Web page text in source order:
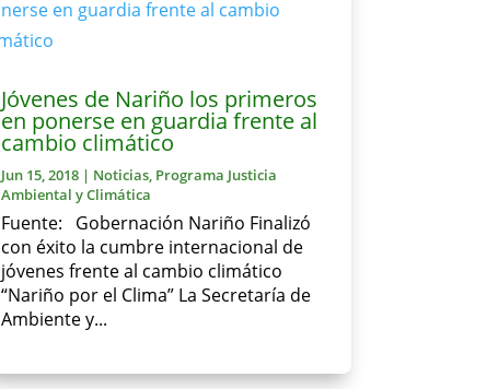
Jóvenes de Nariño los primeros
en ponerse en guardia frente al
cambio climático
Jun 15, 2018 | Noticias, Programa Justicia
Ambiental y Climática
Fuente: Gobernación Nariño Finalizó
con éxito la cumbre internacional de
jóvenes frente al cambio climático
“Nariño por el Clima” La Secretaría de
Ambiente y...